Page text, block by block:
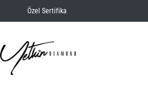
Özel Sertifika